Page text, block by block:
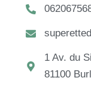
1 Av. du
81100